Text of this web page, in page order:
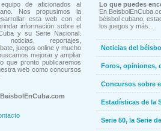
de aficionados al
Nos propusimos la
esta web con el
información sobre el
y su Serie Nacional.
noticias, reportajes,
juegos online y mucho
mejorar y ampliar
que pronto publicaremos
web como concursos
BeisbolEnCuba.com
Lo que puedes
En
béisbol cubano,
los juegos y más...
Noticias del
Foros, opiniones,
Concursos sobre
Estadísticas de la
Serie 50, la Serie